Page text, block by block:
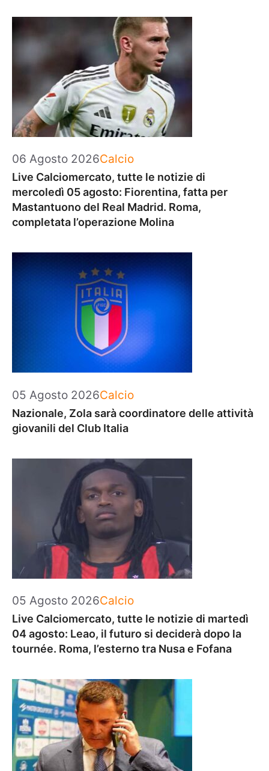
06 Agosto 2026Categorie
Calcio
Live Calciomercato, tutte le notizie di
mercoledì 05 agosto: Fiorentina, fatta per
Mastantuono del Real Madrid. Roma,
completata l’operazione Molina
05 Agosto 2026Categorie
Calcio
Nazionale, Zola sarà coordinatore delle attività
giovanili del Club Italia
05 Agosto 2026Categorie
Calcio
Live Calciomercato, tutte le notizie di martedì
04 agosto: Leao, il futuro si deciderà dopo la
tournée. Roma, l’esterno tra Nusa e Fofana